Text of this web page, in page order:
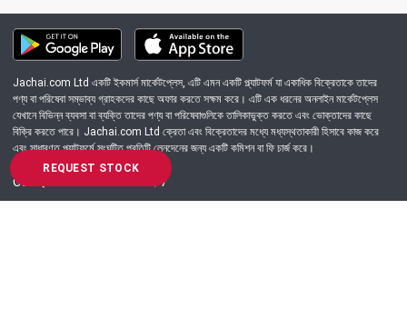
REQUEST STOCK
Jachai.com Ltd একটি ইকমার্স মার্কেটপ্লেস, এটি এমন একটি প্ল্যাটফর্ম যা একাধিক বিক্রেতাকে তাদের
পণ্য বা পরিষেবা সম্ভাব্য গ্রাহকদের কাছে অফার করতে সক্ষম করে। এটি এক ধরনের অনলাইন মার্কেটপ্লেস
যেখানে বিভিন্ন ব্যবসা বা ব্যক্তি তাদের পণ্য বা পরিষেবাগুলিকে তালিকাভুক্ত করতে এবং ভোক্তাদের কাছে
বিক্রি করতে পারে। Jachai.com Ltd ক্রেতা এবং বিক্রেতাদের মধ্যে মধ্যস্থতাকারী হিসাবে কাজ করে
এবং সাধারণত প্ল্যাটফর্মে সংঘটিত প্রতিটি লেনদেনের জন্য একটি কমিশন বা ফি চার্জ করে।
Got Question? Call us 24/7